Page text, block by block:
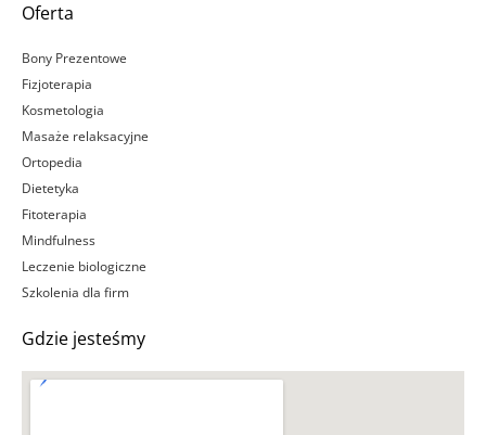
Oferta
Bony Prezentowe
Fizjoterapia
Kosmetologia
Masaże relaksacyjne
Ortopedia
Dietetyka
Fitoterapia
Mindfulness
Leczenie biologiczne
Szkolenia dla firm
Gdzie jesteśmy